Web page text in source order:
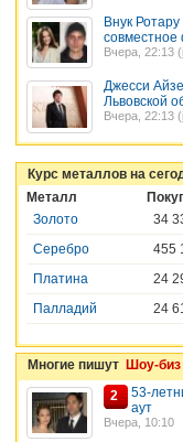
Внук
совместное
Вчера, 22:13 (
Джесси
Львовской
Вчера, 22:13 (
Курс металлов на
Металл
Золото
34
Серебро
455
Платина
24
Палладий
24
Многие пишут Шоу-биз
2
53-
аут
Вчера, 10:10